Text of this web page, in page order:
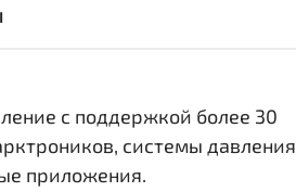
с поддержкой более 30
системы давления
приложения.